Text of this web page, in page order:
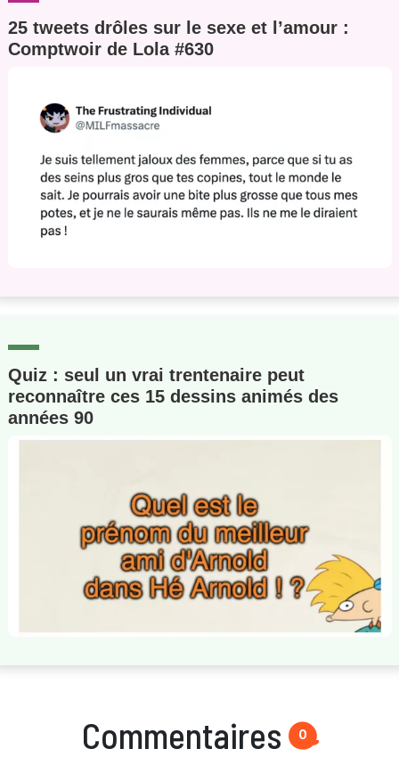
25 tweets drôles sur le sexe et l’amour :
Comptwoir de Lola #630
Quiz : seul un vrai trentenaire peut
reconnaître ces 15 dessins animés des
années 90
Commentaires 0